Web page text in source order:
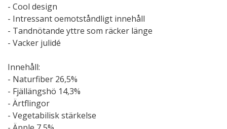
- Cool design
- Intressant oemotståndligt innehåll
- Tandnötande yttre som räcker länge
- Vacker julidé
Innehåll:
- Naturfiber 26,5%
- Fjällängshö 14,3%
- Ärtflingor
- Vegetabilisk stärkelse